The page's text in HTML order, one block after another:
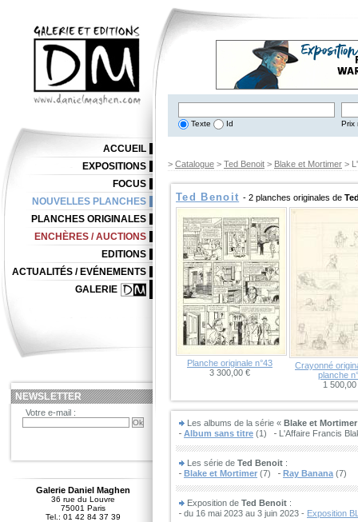
Texte Id Prix
> Catalogue > Ted Benoit > Blake et Mortimer >
Ted Benoit - 2 planches originales de
Planche originale n°43
3 300,00 €
Crayonné
planche
1 500,00
Les albums de la série « Blake et Mortimer
Album sans titre (1) L'Affaire Francis
Les série de Ted Benoit :
Blake et Mortimer (7) Ray Banana (7)
Exposition de Ted Benoit :
du 16 mai 2023 au 3 juin 2023 - Exposition
ACCUEIL
EXPOSITIONS
FOCUS
NOUVELLES PLANCHES
PLANCHES ORIGINALES
ENCHÈRES / AUCTIONS
EDITIONS
ACTUALITÉS / EVÉNEMENTS
GALERIE
NEWSLETTER
Votre e-mail :
Galerie Daniel Maghen
36 rue du Louvre
75001 Paris
Tel.: 01 42 84 37 39